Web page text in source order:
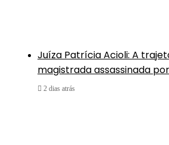
Juíza Patrícia Acioli: A
magistrada assassinada
2 dias atrás